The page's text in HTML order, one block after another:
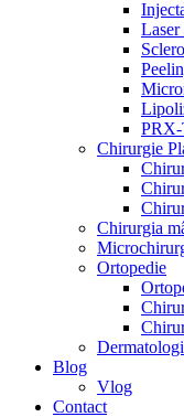
Laser
PRX-
Chirurgie
Chirurgia
Ortopedie
Blog
Vlog
Contact